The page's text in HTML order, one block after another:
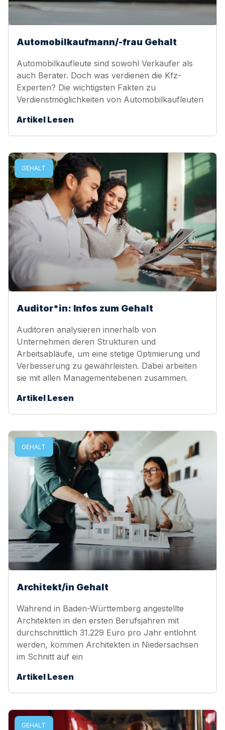
Automobilkaufmann/-frau Gehalt
Automobilkaufleute sind sowohl Verkäufer als
auch Berater. Doch was verdienen die Kfz-
Experten? Die wichtigsten Fakten zu
Verdienstmöglichkeiten von Automobilkaufleuten
Artikel Lesen
GEHALT
Auditor*in: Infos zum Gehalt
Auditoren analysieren innerhalb von
Unternehmen deren Strukturen und
Arbeitsabläufe, um eine stetige Optimierung und
Verbesserung zu gewährleisten. Dabei arbeiten
sie mit allen Managementebenen zusammen.
Artikel Lesen
GEHALT
Architekt/in Gehalt
Während in Baden-Württemberg angestellte
Architekten in den ersten Berufsjahren mit
durchschnittlich 31.229 Euro pro Jahr entlohnt
werden, kommen Architekten in Niedersachsen
im Schnitt auf ein
Artikel Lesen
GEHALT